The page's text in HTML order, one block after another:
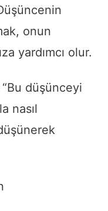
onun
yardımcı olur.
“Bu düşünceyi
nasıl